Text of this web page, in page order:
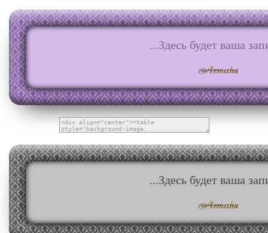
...Здесь будет ваша
...Здесь будет ваша